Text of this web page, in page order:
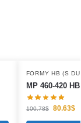
FORMY HB (S
MP 460-420
100.78$ 80.63$